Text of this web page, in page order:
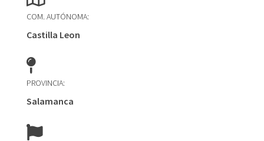
COM. AUTÓNOMA:
Castilla Leon
PROVINCIA:
Salamanca